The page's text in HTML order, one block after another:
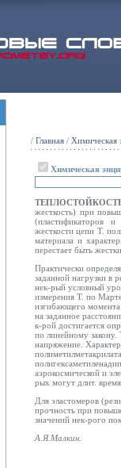
/ Главная / Химическая
Химическая
жесткость) при
(пластификаторов
жесткости цепи Т.
материала и
перестает быть
Практически
заданной нагрузки в
нек-рый условный
измерения Т. по
изгибающего
на заданное
к-рой достигается
по линейному
напряжение.
аэрокосмической и
рых могут длит.
Для эластомеров
прочность при
значений нек-рого
А.Я. Малкин